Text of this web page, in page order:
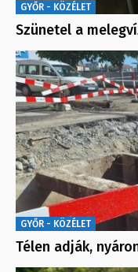
GYŐR - KÖZÉLET
Szünetel a
GYŐR - KÖZÉLET
Télen adják,